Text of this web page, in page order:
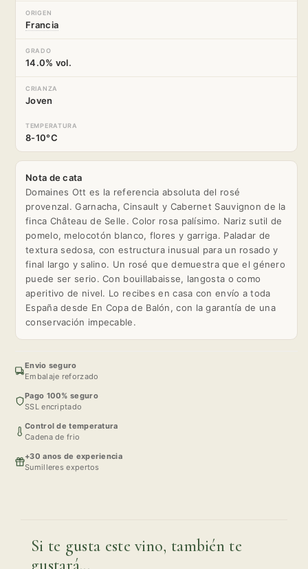
ORIGEN
Francia
GRADO
14.0% vol.
CRIANZA
Joven
TEMPERATURA
8-10°C
Nota de cata
Domaines Ott es la referencia absoluta del rosé
provenzal. Garnacha, Cinsault y Cabernet Sauvignon de la
finca Château de Selle. Color rosa palísimo. Nariz sutil de
pomelo, melocotón blanco, flores y garriga. Paladar de
textura sedosa, con estructura inusual para un rosado y
final largo y salino. Un rosé que demuestra que el género
puede ser serio. Con bouillabaisse, langosta o como
aperitivo de nivel. Lo recibes en casa con envío a toda
España desde En Copa de Balón, con la garantía de una
conservación impecable.
Envio seguro
Embalaje reforzado
Pago 100% seguro
SSL encriptado
Control de temperatura
Cadena de frio
+30 anos de experiencia
Sumilleres expertos
Si te gusta este vino, también te
gustará...